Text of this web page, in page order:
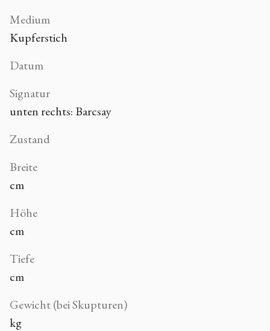
Medium
Kupferstich
Datum
Signatur
unten rechts: Barcsay
Zustand
Breite
cm
Höhe
cm
Tiefe
cm
Gewicht (bei Skupturen)
kg